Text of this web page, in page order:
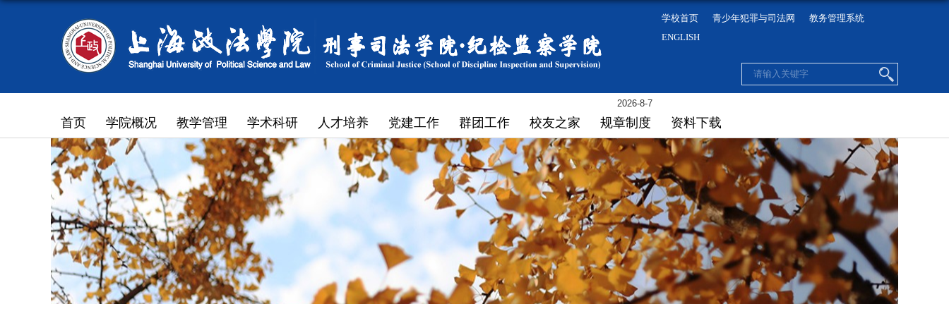
学校首页 青少年犯罪与司法网
教务管理系统
ENGLISH
2026-8-7
首页 学院概况 教学管理 学术科研 人才培养 党建工作 群团工作 校友之家 规章制度 资料下载